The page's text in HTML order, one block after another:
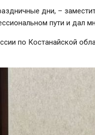
дни, –
пути и дал
по Костанайской